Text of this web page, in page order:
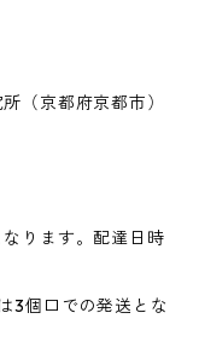
（京都府京都市）
ります。配達日時
3個口での発送とな